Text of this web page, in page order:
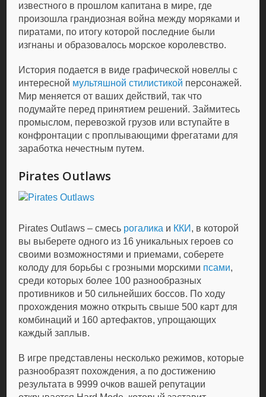
известного в прошлом капитана в мире, где
произошла грандиозная война между моряками и
пиратами, по итогу которой последние были
изгнаны и образовалось морское королевство.
История подается в виде графической новеллы с
интересной мультяшной стилистикой персонажей.
Мир меняется от ваших действий, так что
подумайте перед принятием решений. Займитесь
промыслом, перевозкой грузов или вступайте в
конфронтации с проплывающими фрегатами для
заработка нечестным путем.
Pirates Outlaws
Pirates Outlaws – смесь рогалика и ККИ , в которой
вы выберете одного из 16 уникальных героев со
своими возможностями и приемами, соберете
колоду для борьбы с грозными морскими псами,
среди которых более 100 разнообразных
противников и 50 сильнейших боссов. По ходу
прохождения можно открыть свыше 500 карт для
комбинаций и 160 артефактов, упрощающих
каждый заплыв.
В игре представлены несколько режимов, которые
разнообразят похождения, а по достижению
результата в 9999 очков вашей репутации